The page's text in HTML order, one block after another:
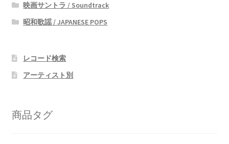
映画サントラ / Soundtrack
昭和歌謡 / JAPANESE POPS
レコード検索
アーティスト別
商品タグ